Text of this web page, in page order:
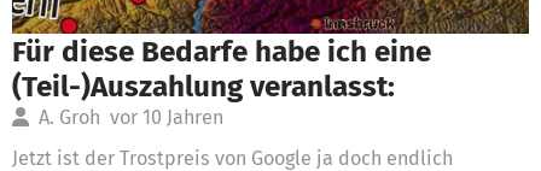
Für diese Bedarfe habe ich eine
(Teil-)Auszahlung veranlasst:
A. Groh vor 10 Jahren
Jetzt ist der Trostpreis von Google ja doch endlich